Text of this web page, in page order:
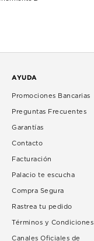
AYUDA
Promociones Bancarias
Preguntas Frecuentes
Garantías
Contacto
Facturación
Palacio te escucha
Compra Segura
Rastrea tu pedido
Términos y Condiciones
Canales Oficiales de